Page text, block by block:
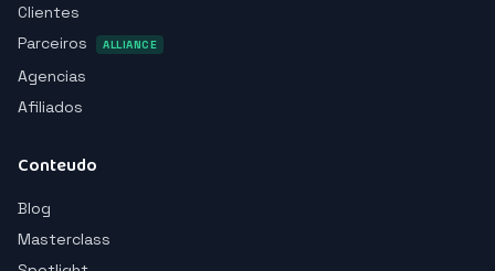
Clientes
Parceiros
ALLIANCE
Agencias
Afiliados
Conteudo
Blog
Masterclass